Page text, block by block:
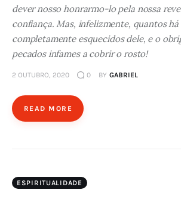
dever nosso honrarmo-lo pela nossa
confiança. Mas, infelizmente, quantos
completamente esquecidos dele, e o
pecados infames a cobrir o rosto!
2 OUTUBRO, 2020 0 BY GABRIEL
READ MORE
ESPIRITUALIDADE